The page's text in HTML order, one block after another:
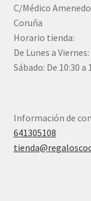
C/Médico
Coruña
Horario tienda:
De Lunes a
Sábado: De 10:30 a
Información de
641305108